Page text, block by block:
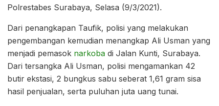
Polrestabes Surabaya, Selasa (9/3/2021).
Dari penangkapan Taufik, polisi yang melakukan
pengembangan kemudian menangkap Ali Usman yang
menjadi pemasok narkoba di Jalan Kunti, Surabaya.
Dari tersangka Ali Usman, polisi mengamankan 42
butir ekstasi, 2 bungkus sabu seberat 1,61 gram sisa
hasil penjualan, serta puluhan juta uang tunai.